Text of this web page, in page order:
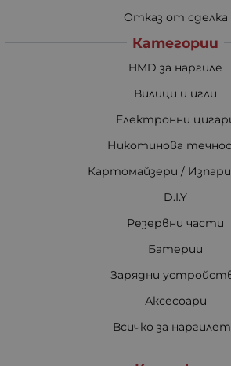
Отказ от сделка
Категории
HMD за наргиле
Вилици и игли
Електронни
Никотинова
Картомайзери /
D.I.Y
Резервни части
Батерии
Зарядни
Аксесоари
Всичко за